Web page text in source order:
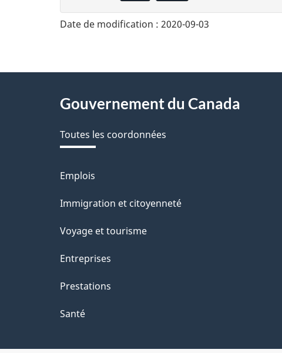
n
v
o
r
e
r
r
o
Date de modification : 2020-09-03
AboutGouvernement du Canada
Toutes les coordonnées
Thèmes
et
Emplois
Immigration et citoyenneté
Voyage et tourisme
Entreprises
Prestations
Santé